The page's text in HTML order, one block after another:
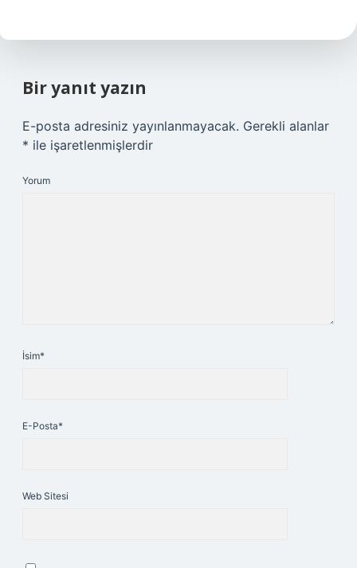
Bir yanıt yazın
E-posta adresiniz yayınlanmayacak. Gerekli alanlar
* ile işaretlenmişlerdir
Yorum
İsim*
E-Posta*
Web Sitesi